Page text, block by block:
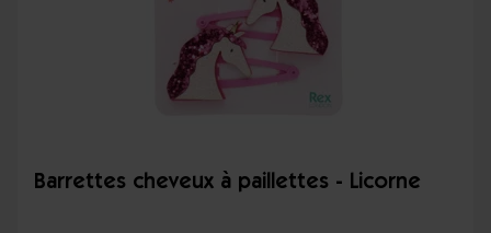
Barrettes cheveux à paillettes - Licorne